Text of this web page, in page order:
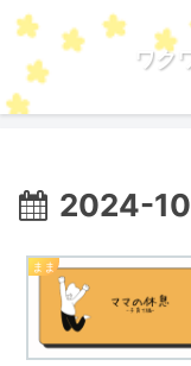
ワク
2024-10
まま